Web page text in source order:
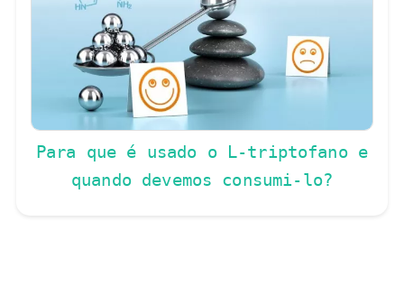
Para que é usado o L-triptofano e
quando devemos consumi-lo?